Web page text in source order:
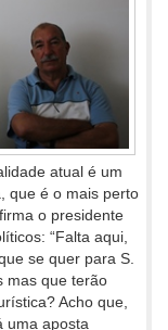
atual é um
que é o mais perto
o presidente
“Falta aqui,
se quer para S.
mas que terão
Acho que,
uma aposta